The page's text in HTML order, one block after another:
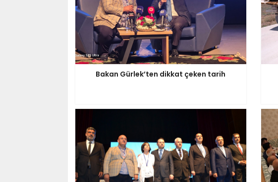
Bakan Gürlek’ten dikkat çeken tarih